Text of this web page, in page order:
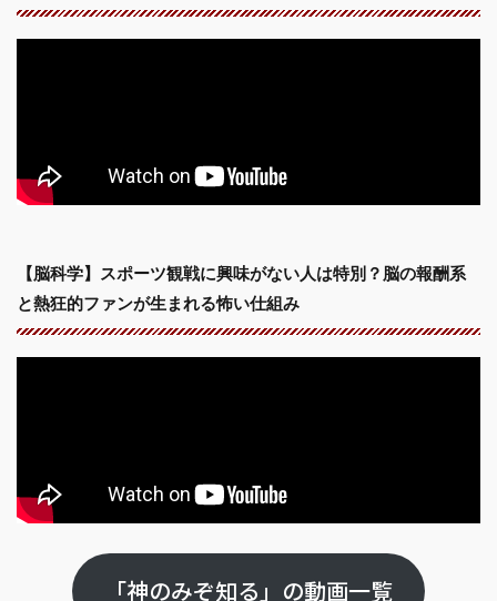
【脳科学】スポーツ観戦に興味がない人は特別？脳の報酬系
と熱狂的ファンが生まれる怖い仕組み
「神のみぞ知る」の動画一覧